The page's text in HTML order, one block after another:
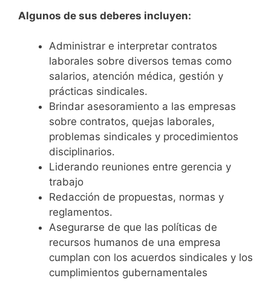
Algunos de sus deberes incluyen:
Administrar e interpretar contratos
laborales sobre diversos temas como
salarios, atención médica, gestión y
prácticas sindicales.
Brindar asesoramiento a las empresas
sobre contratos, quejas laborales,
problemas sindicales y procedimientos
disciplinarios.
Liderando reuniones entre gerencia y
trabajo
Redacción de propuestas, normas y
reglamentos.
Asegurarse de que las políticas de
recursos humanos de una empresa
cumplan con los acuerdos sindicales y los
cumplimientos gubernamentales